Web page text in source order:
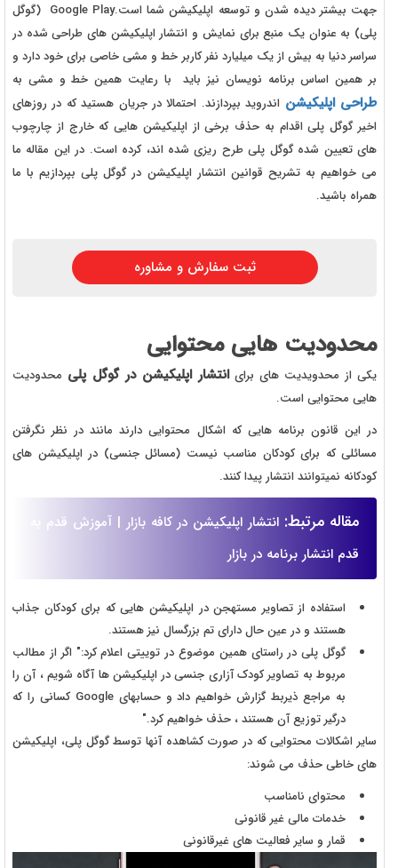
جهت بیشتر دیده شدن و توسعه اپلیکیشن شما است.Google Play (گوگل
پلی) به عنوان یک منبع برای نمایش و انتشار اپلیکیشن های طراحی شده در
سراسر دنیا به بیش از یک میلیارد نفر کاربر خط و مشی خاصی برای خود دارد و
بر همین اساس برنامه نویسان نیز باید با رعایت همین خط و مشی به
طراحی اپلیکیشن اندروید بپردازند. احتمالا در جریان هستید که در روزهای
اخیر گوگل پلی اقدام به حذف برخی از اپلیکیشن هایی که خارج از چارچوب
های تعیین شده گوگل پلی طرح ریزی شده اند، کرده است. در این مقاله ما
می خواهیم به تشریح قوانین انتشار اپلیکیشن در گوگل پلی بپردازیم با ما
همراه باشید.
ثبت سفارش و مشاوره
محدودیت هایی محتوایی
یکی از محدویدیت های برایانتشار اپلیکیشن در گوگل پلی محدودیت
هایی محتوایی است.
در این قانون برنامه هایی که اشکال محتوایی دارند مانند در نظر نگرفتن
مسائلی که برای کودکان مناسب نیست (مسائل جنسی) در اپلیکیشن های
کودکانه نمیتوانند انتشار پیدا کنند.
مقاله مرتبط: انتشار اپلیکیشن در کافه بازار | آموزش قدم به
قدم انتشار برنامه در بازار
استفاده از تصاویر مستهجن در اپلیکیشن هایی که برای کودکان جذاب
هستند و در عین حال دارای تم بزرگسال نیز هستند.
گوگل پلی در راستای همین موضوع در توییتی اعلام کرد:" اگر از مطالب
مربوط به تصاویر کودک آزاری جنسی در اپلیکیشن ها آگاه شویم ، آن را
به مراجع ذیربط گزارش خواهیم داد و حسابهای Google کسانی را که
درگیر توزیع آن هستند ، حذف خواهیم کرد."
سایر اشکالات محتوایی که در صورت کشاهده آنها توسط گوگل پلی، اپلیکیشن
های خاطی حذف می شوند:
محتوای نامناسب
خدمات مالی غیر قانونی
قمار و سایر فعالیت های غیرقانونی